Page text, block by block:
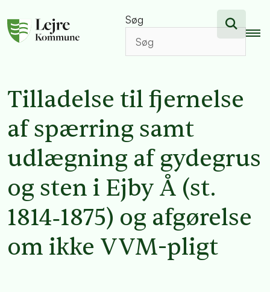
Søg
Tilladelse til fjernelse
af spærring samt
udlægning af gydegrus
og sten i Ejby Å (st.
1814‑1875) og afgørelse
om ikke VVM-pligt